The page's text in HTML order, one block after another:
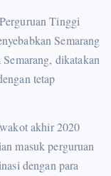
Tinggi
Semarang
dikatakan
tetap
akhir 2020
masuk perguruan
dengan para